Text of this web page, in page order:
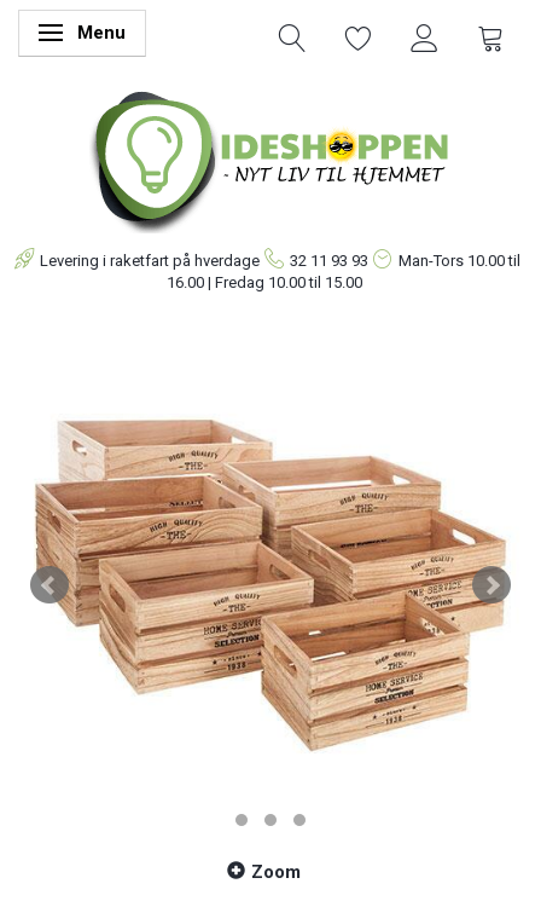
Skifte navigation
Menu
Levering i raketfart på hverdage 32 11 93 93 Man-Tors 10.00 til
16.00 | Fredag 10.00 til 15.00
Zoom